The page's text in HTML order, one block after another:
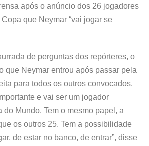
após o anúncio dos 26 jogadores
que Neymar “vai jogar se
de perguntas dos repórteres, o
que Neymar entrou após passar pela
para todos os outros convocados.
e vai ser um jogador
do Mundo. Tem o mesmo papel, a
os outros 25. Tem a possibilidade
de estar no banco, de entrar”, disse